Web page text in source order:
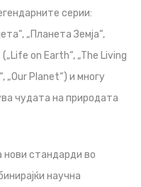
серии:
„Планета Земја“,
on Earth“, „The Living
„Our Planet“) и многу
чудата на природата
нови стандарди во
научна